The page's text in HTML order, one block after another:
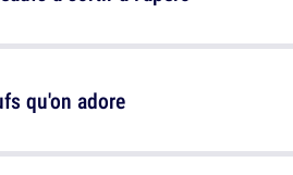
qu'on adore